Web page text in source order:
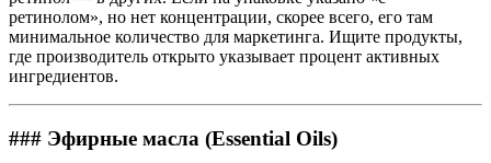
ретинолом», но нет концентрации, скорее всего, его там
минимальное количество для маркетинга. Ищите продукты,
где производитель открыто указывает процент активных
ингредиентов.
### Эфирные масла (Essential Oils)